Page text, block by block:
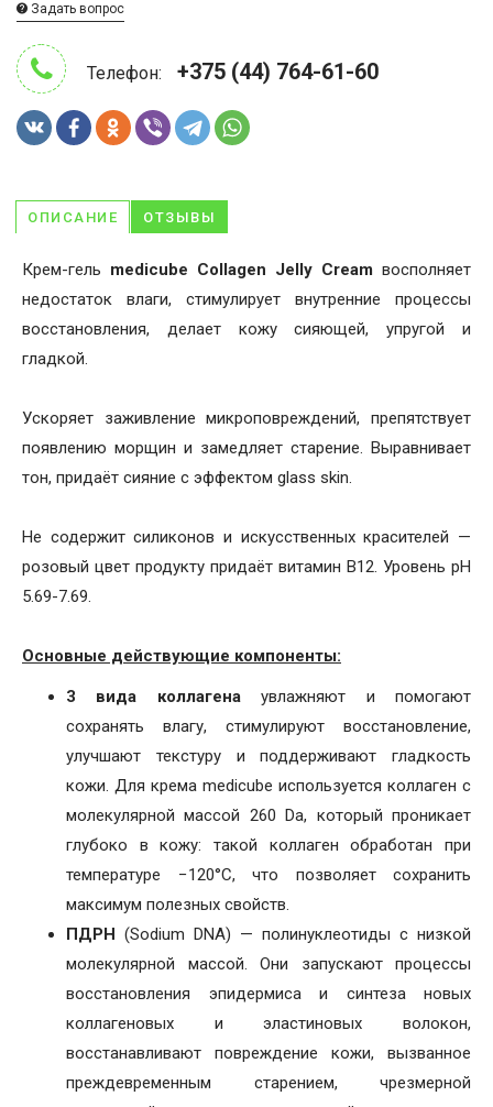
Задать вопрос
Телефон: +375 (44) 764-61-60
ОПИСАНИЕ ОТЗЫВЫ
Крем-гель medicube Collagen Jelly Cream восполняет
недостаток влаги, стимулирует внутренние процессы
восстановления, делает кожу сияющей, упругой и
гладкой.
Ускоряет заживление микроповреждений, препятствует
появлению морщин и замедляет старение. Выравнивает
тон, придаёт сияние с эффектом glass skin.
Не содержит силиконов и искусственных красителей —
розовый цвет продукту придаёт витамин B12. Уровень pH
5.69-7.69.
Основные действующие компоненты:
3 вида коллагенаувлажняют и помогают
сохранять влагу, стимулируют восстановление,
улучшают текстуру и поддерживают гладкость
кожи. Для крема medicube используется коллаген с
молекулярной массой 260 Da, который проникает
глубоко в кожу: такой коллаген обработан при
температуре −120°C, что позволяет сохранить
максимум полезных свойств.
ПДРН (Sodium DNA) — полинуклеотиды с низкой
молекулярной массой. Они запускают процессы
восстановления эпидермиса и синтеза новых
коллагеновых и эластиновых волокон,
восстанавливают повреждение кожи, вызванное
преждевременным старением, чрезмерной